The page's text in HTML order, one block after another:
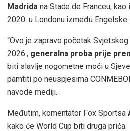
Madrida na Stade de Franceu, kao
2020. u Londonu između Engelske
“Ovo je zapravo početak
2026., generalna proba prije
biti slavlje nogometne moći u
pamtiti po neuspjesima
navode mediji.
Međutim, komentator Fox Sportsa
kako će World Cup biti druga priča.